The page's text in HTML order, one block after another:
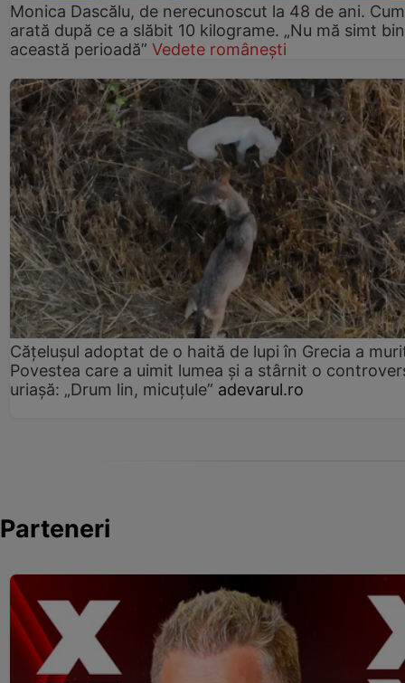
Monica Dascălu, de nerecunoscut la 48 de ani. Cum
arată după ce a slăbit 10 kilograme. „Nu mă simt
această perioadă” Vedete românești
Cățelușul adoptat de o haită de lupi în Grecia a
Povestea care a uimit lumea și a stârnit o
uriașă: „Drum lin, micuțule” adevarul.ro
Parteneri